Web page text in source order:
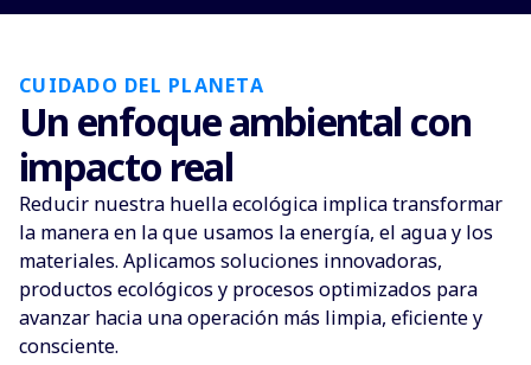
CUIDADO DEL PLANETA
Un enfoque ambiental con
impacto real
Reducir nuestra huella ecológica implica transformar
la manera en la que usamos la energía, el agua y los
materiales. Aplicamos soluciones innovadoras,
productos ecológicos y procesos optimizados para
avanzar hacia una operación más limpia, eficiente y
consciente.